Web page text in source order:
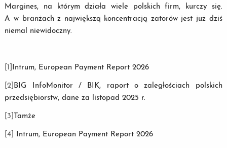
Margines, na którym działa wiele polskich firm, kurczy się.
A w branżach z największą koncentracją zatorów jest już dziś
niemal niewidoczny.
[1] Intrum, European Payment Report 2026
[2] BIG InfoMonitor / BIK, raport o zaległościach polskich
przedsiębiorstw, dane za listopad 2025 r.
[3] Tamże
[4] Intrum, European Payment Report 2026